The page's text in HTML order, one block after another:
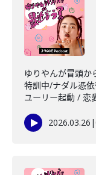
ゆりやんが冒頭
特訓中/ナダル憑
ユーリー起動 / 恋
2026.03.26 |